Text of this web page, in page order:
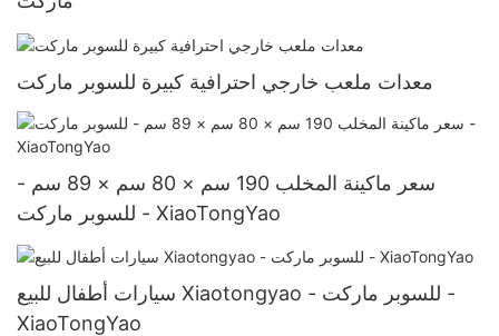
معدات ملعب خارجي احترافية كبيرة للسوبر ماركت
سعر ماكينة المخلب 190 سم × 80 سم × 89 سم -
للسوبر ماركت - XiaoTongYao
سيارات أطفال للبيع Xiaotongyao - للسوبر ماركت -
XiaoTongYao